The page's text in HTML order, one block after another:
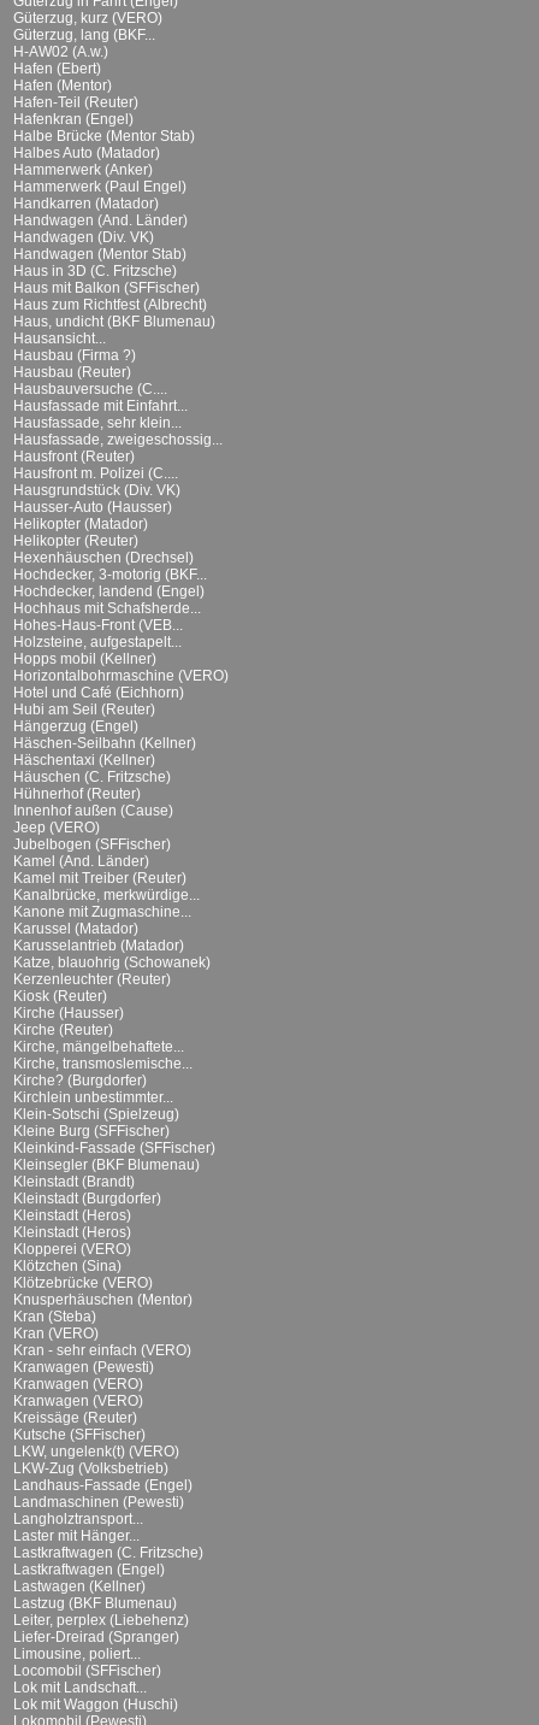
Güterzug, kurz (VERO)
Güterzug, lang (BKF...
H-AW02 (A.w.)
Hafen (Ebert)
Hafen (Mentor)
Hafen-Teil (Reuter)
Hafenkran (Engel)
Halbe Brücke (Mentor Stab)
Halbes Auto (Matador)
Hammerwerk (Anker)
Hammerwerk (Paul Engel)
Handkarren (Matador)
Handwagen (And. Länder)
Handwagen (Div. VK)
Handwagen (Mentor Stab)
Haus in 3D (C. Fritzsche)
Haus mit Balkon (SFFischer)
Haus zum Richtfest (Albrecht)
Haus, undicht (BKF Blumenau)
Hausansicht...
Hausbau (Firma ?)
Hausbau (Reuter)
Hausbauversuche (C....
Hausfassade mit Einfahrt...
Hausfassade, sehr klein...
Hausfassade, zweigeschossig...
Hausfront (Reuter)
Hausfront m. Polizei (C....
Hausgrundstück (Div. VK)
Hausser-Auto (Hausser)
Helikopter (Matador)
Helikopter (Reuter)
Hexenhäuschen (Drechsel)
Hochdecker, 3-motorig (BKF...
Hochdecker, landend (Engel)
Hochhaus mit Schafsherde...
Hohes-Haus-Front (VEB...
Holzsteine, aufgestapelt...
Hopps mobil (Kellner)
Horizontalbohrmaschine (VERO)
Hotel und Café (Eichhorn)
Hubi am Seil (Reuter)
Hängerzug (Engel)
Häschen-Seilbahn (Kellner)
Häschentaxi (Kellner)
Häuschen (C. Fritzsche)
Hühnerhof (Reuter)
Innenhof außen (Cause)
Jeep (VERO)
Jubelbogen (SFFischer)
Kamel (And. Länder)
Kamel mit Treiber (Reuter)
Kanalbrücke, merkwürdige...
Kanone mit Zugmaschine...
Karussel (Matador)
Karusselantrieb (Matador)
Katze, blauohrig (Schowanek)
Kerzenleuchter (Reuter)
Kiosk (Reuter)
Kirche (Hausser)
Kirche (Reuter)
Kirche, mängelbehaftete...
Kirche, transmoslemische...
Kirche? (Burgdorfer)
Kirchlein unbestimmter...
Klein-Sotschi (Spielzeug)
Kleine Burg (SFFischer)
Kleinkind-Fassade (SFFischer)
Kleinsegler (BKF Blumenau)
Kleinstadt (Brandt)
Kleinstadt (Burgdorfer)
Kleinstadt (Heros)
Kleinstadt (Heros)
Klopperei (VERO)
Klötzchen (Sina)
Klötzebrücke (VERO)
Knusperhäuschen (Mentor)
Kran (Steba)
Kran (VERO)
Kran - sehr einfach (VERO)
Kranwagen (Pewesti)
Kranwagen (VERO)
Kranwagen (VERO)
Kreissäge (Reuter)
Kutsche (SFFischer)
LKW, ungelenk(t) (VERO)
LKW-Zug (Volksbetrieb)
Landhaus-Fassade (Engel)
Landmaschinen (Pewesti)
Langholztransport...
Laster mit Hänger...
Lastkraftwagen (C. Fritzsche)
Lastkraftwagen (Engel)
Lastwagen (Kellner)
Lastzug (BKF Blumenau)
Leiter, perplex (Liebehenz)
Liefer-Dreirad (Spranger)
Limousine, poliert...
Locomobil (SFFischer)
Lok mit Landschaft...
Lok mit Waggon (Huschi)
Lokomobil (Pewesti)